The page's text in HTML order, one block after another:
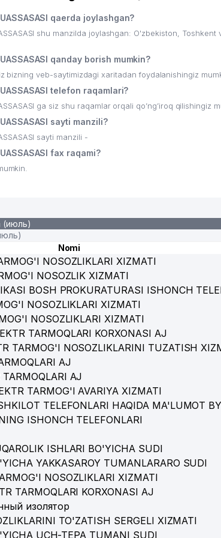
TARTIBDAGI TADBIRKOR
qaerda joylashgan?
shu manzilda joylashgan: O'zbekiston, Toshkent
qanday borish mumkin?
bizning veb-saytimizdagi xaritadan foydalanishingiz
telefon raqamlari?
ga siz shu raqamlar orqali qo’ng’iroq qilishingiz
sayti manzili?
sayti manzili -
fax raqami?
(июль)
Nomi
NOSOZLIKLARI XIZMATI
NOSOZLIK XIZMATI
BOSH PROKURATURASI ISHONCH
NOSOZLIKLARI XIZMATI
NOSOZLIKLARI XIZMATI
TARMOQLARI KORXONASI AJ
TARMOG'I NOSOZLIKLARINI TUZATISH
AJ
TARMOQLARI AJ
TARMOG'I AVARIYA XIZMATI
TELEFONLARI HAQIDA MA'LUMOT
ISHONCH TELEFONLARI
ISHLARI BO'YICHA SUDI
YAKKASAROY TUMANLARARO SUDI
NOSOZLIKLARI XIZMATI
TARMOQLARI KORXONASI AJ
изолятор
TO'ZATISH SERGELI XIZMATI
UCH-TEPA TUMANI SUDI